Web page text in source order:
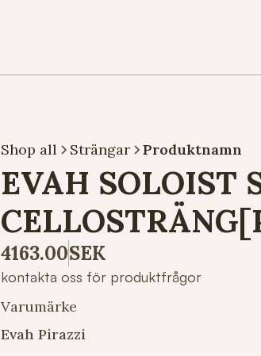
Shop all Strängar Produktnamn
EVAH SOLOIST
4163.00SEK
kontakta oss för produktfrågor
Varumärke
Evah Pirazzi